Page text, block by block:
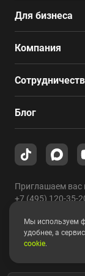
Для бизнеса
Компания
Блог
Приглашаем вас
+7 (495) 120-35-
Copyright ©
Мы используем
удобнее, а
cookie.